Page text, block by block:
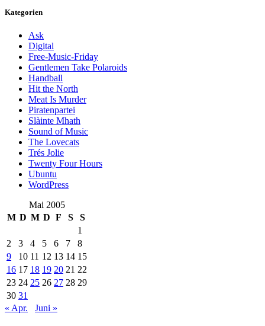
Kategorien
Ask
Digital
Free-Music-Friday
Gentlemen Take Polaroids
Handball
Hit the North
Meat Is Murder
Piratenpartei
Slàinte Mhath
Sound of Music
The Lovecats
Trés Jolie
Twenty Four Hours
Ubuntu
WordPress
Mai 2005
M D M D F S
S
1
2
3 4 5 6 7
8
9
10 11 12 13 14 15
16 17 18 19 20 21 22
23 24 25 26 27 28 29
30 31
« Apr.
Juni »